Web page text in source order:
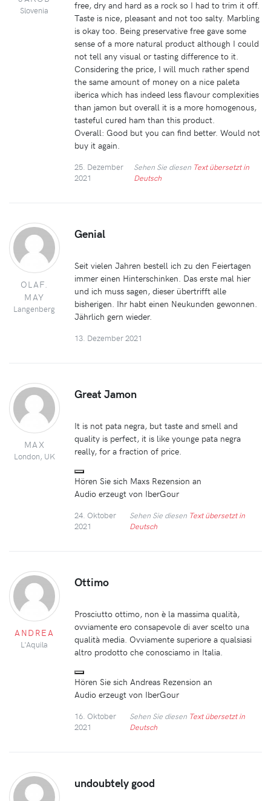
Slovenia
free, dry and hard as a rock so I had to trim it off.
Taste is nice, pleasant and not too salty. Marbling
is okay too. Being preservative free gave some
sense of a more natural product although I could
not tell any visual or tasting difference to it.
Considering the price, I will much rather spend
the same amount of money on a nice paleta
iberica which has indeed less flavour complexities
than jamon but overall it is a more homogenous,
tasteful cured ham than this product.
Overall: Good but you can find better. Would not
buy it again.
25. Dezember
2021
Sehen Sie diesen Text übersetzt in
Deutsch
OLAF.
MAY
Langenberg
Genial
Seit vielen Jahren bestell ich zu den Feiertagen
immer einen Hinterschinken. Das erste mal hier
und ich muss sagen, dieser übertrifft alle
bisherigen. Ihr habt einen Neukunden gewonnen.
Jährlich gern wieder.
13. Dezember 2021
MAX
London, UK
Great Jamon
It is not pata negra, but taste and smell and
quality is perfect, it is like younge pata negra
really, for a fraction of price.
Hören Sie sich Maxs Rezension an
Audio erzeugt von IberGour
24. Oktober
2021
Sehen Sie diesen Text übersetzt in
Deutsch
ANDREA
L'Aquila
Ottimo
Prosciutto ottimo, non è la massima qualità,
ovviamente ero consapevole di aver scelto una
qualità media. Ovviamente superiore a qualsiasi
altro prodotto che conosciamo in Italia.
Hören Sie sich Andreas Rezension an
Audio erzeugt von IberGour
16. Oktober
2021
Sehen Sie diesen Text übersetzt in
Deutsch
undoubtely good